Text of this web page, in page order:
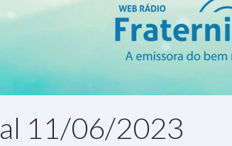
11/06/2023